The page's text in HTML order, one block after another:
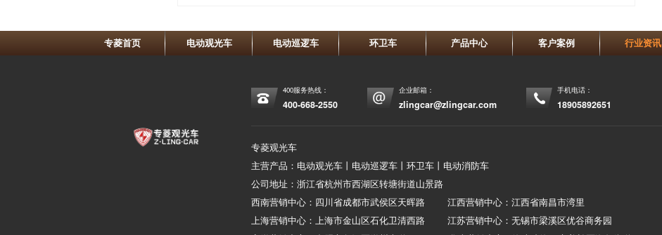
专菱首页 电动观光车 电动巡逻车 环卫车 产品中心 客户案例 行业资讯
400服务热线：
400-668-2550
企业邮箱：
zlingcar@zlingcar.com
手机电话：
18905892651
专菱观光车
主营产品：电动观光车丨电动巡逻车丨环卫车丨电动消防车
公司地址：浙江省杭州市西湖区转塘街道山景路
西南营销中心：四川省成都市武侯区天晖路 江西营销中心：江西省南昌市湾里
上海营销中心：上海市金山区石化卫清西路 江苏营销中心：无锡市梁溪区优谷商务园